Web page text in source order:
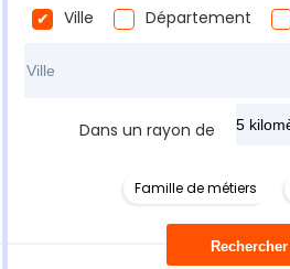
Ville Département
Dans un rayon de
Famille de métiers